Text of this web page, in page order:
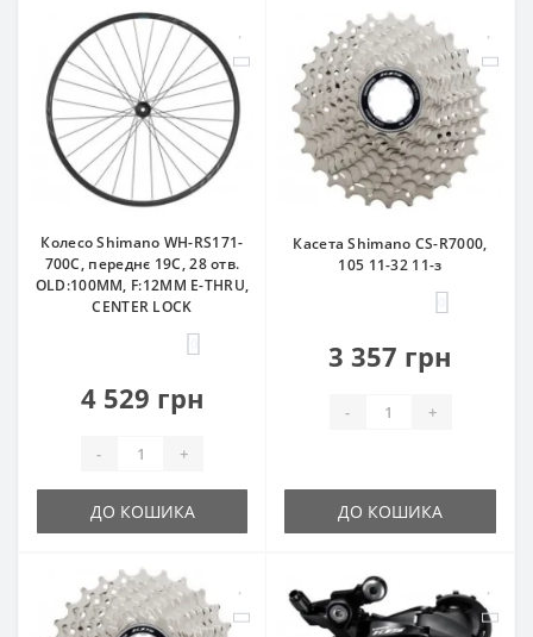
Колесо Shimano WH-RS171-
700C, переднє 19С, 28 отв.
OLD:100MM, F:12MM E-THRU,
CENTER LOCK
4 529 грн
- +
ДО КОШИКА
Касета Shimano CS-R7000,
105 11-32 11-з
3 357 грн
- +
ДО КОШИКА